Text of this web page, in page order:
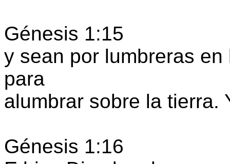
Génesis 1:15
y sean por lumbreras
para
alumbrar sobre la tierra.
Génesis 1:16